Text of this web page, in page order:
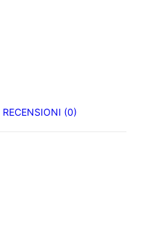
RECENSIONI (0)